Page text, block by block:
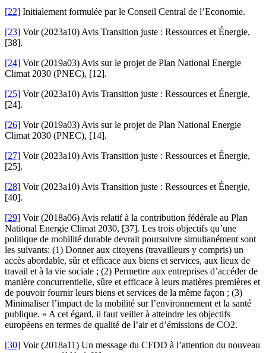
[22] Initialement formulée par le Conseil Central de l’Economie.
[23] Voir (2023a10) Avis Transition juste : Ressources et Énergie,
[38].
[24] Voir (2019a03) Avis sur le projet de Plan National Energie
Climat 2030 (PNEC), [12].
[25] Voir (2023a10) Avis Transition juste : Ressources et Énergie,
[24].
[26] Voir (2019a03) Avis sur le projet de Plan National Energie
Climat 2030 (PNEC), [14].
[27] Voir (2023a10) Avis Transition juste : Ressources et Énergie,
[25].
[28] Voir (2023a10) Avis Transition juste : Ressources et Énergie,
[40].
[29] Voir (2018a06) Avis relatif à la contribution fédérale au Plan
National Energie Climat 2030, [37]. Les trois objectifs qu’une
politique de mobilité durable devrait poursuivre simultanément sont
les suivants: (1) Donner aux citoyens (travailleurs y compris) un
accès abordable, sûr et efficace aux biens et services, aux lieux de
travail et à la vie sociale ; (2) Permettre aux entreprises d’accéder de
manière concurrentielle, sûre et efficace à leurs matières premières et
de pouvoir fournir leurs biens et services de la même façon ; (3)
Minimaliser l’impact de la mobilité sur l’environnement et la santé
publique. » A cet égard, il faut veiller à atteindre les objectifs
européens en termes de qualité de l’air et d’émissions de CO2.
[30] Voir (2018a11) Un message du CFDD à l’attention du nouveau